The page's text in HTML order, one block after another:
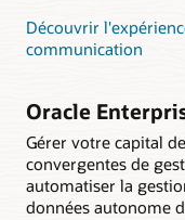
Découvrir
communication
Oracle
Gérer votre capital
convergentes de
automatiser la
données autonome